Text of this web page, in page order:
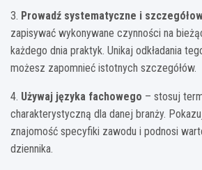
3. Prowadź systematyczne i
zapisywać wykonywane czynności na
każdego dnia praktyk. Unikaj odkładania
możesz zapomnieć istotnych szczegółów.
4. Używaj języka fachowego – stosuj
charakterystyczną dla danej branży.
znajomość specyfiki zawodu i podnosi
dziennika.